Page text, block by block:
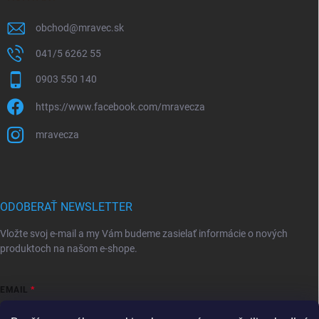
obchod@mravec.sk
041/5 6262 55
0903 550 140
https://www.facebook.com/mravecza
mravecza
ODOBERAŤ NEWSLETTER
Vložte svoj e-mail a my Vám budeme zasielať informácie o nových
produktoch na našom e-shope.
EMAIL